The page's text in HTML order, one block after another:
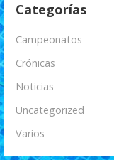
Categorías
Campeonatos
Crónicas
Noticias
Uncategorized
Varios